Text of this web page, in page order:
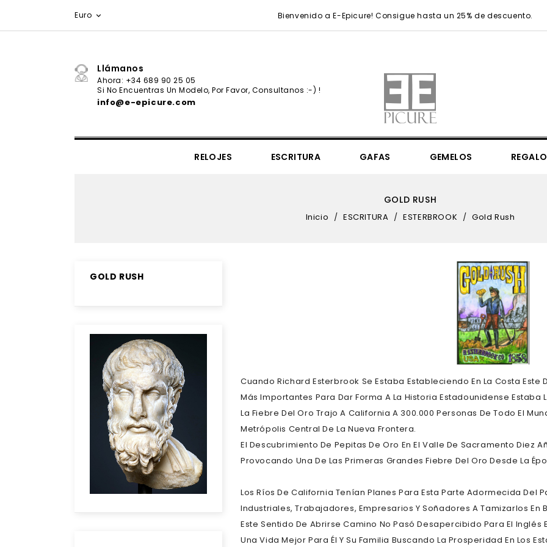
Euro  Bienvenido a E-Epicure! Consigue hasta un 25% de descuento.
Llámanos
Ahora: +34 689 90 25 05
Si No Encuentras Un Modelo, Por Favor, Consultanos :-) !
info@e-epicure.com
RELOJES ESCRITURA GAFAS GEMELOS
GOLD RUSH
Inicio ESCRITURA ESTERBROOK Gold Rush
GOLD RUSH
Cuando Richard Esterbrook Se Estaba Estableciendo En La Costa Este
Más Importantes Para Dar Forma A La Historia Estadounidense Estaba
La Fiebre Del Oro Trajo A California A 300.000 Personas De Todo El
Metrópolis Central De La Nueva Frontera.
El Descubrimiento De Pepitas De Oro En El Valle De Sacramento Diez
Provocando Una De Las Primeras Grandes Fiebre Del Oro Desde La
Los Ríos De California Tenían Planes Para Esta Parte Adormecida Del
Industriales, Trabajadores, Empresarios Y Soñadores A Tamizarlos En
Este Sentido De Abrirse Camino No Pasó Desapercibido Para El
Una Vida Mejor Para Él Y Su Familia Buscando La Prosperidad En Los